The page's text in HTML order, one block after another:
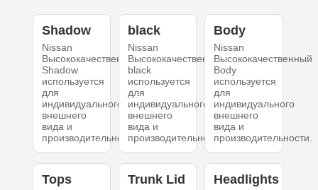
Shadow
Nissan
Высококачественный
Shadow
используется
для
индивидуального
внешнего
вида и
производительности.
black
Nissan
Высококачественный
black
используется
для
индивидуального
внешнего
вида и
производительности.
Body
Nissan
Высококачественный
Body
используется
для
индивидуального
внешнего
вида и
производительности.
Tops Trunk Lid Headlights